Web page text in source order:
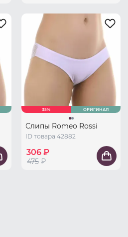
35% ОРИГИНАЛ
Слипы Romeo Rossi
ID товара 42882
306 ₽
475 ₽